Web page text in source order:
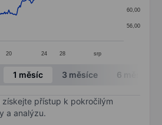
displaying categories.
displaying values. Data ranges
20 24 28 srp
56,00
60,00
chart.
1 měsíc 3 měsíce 6 měsíců
získejte přístup k pokročilým
a analýzu.